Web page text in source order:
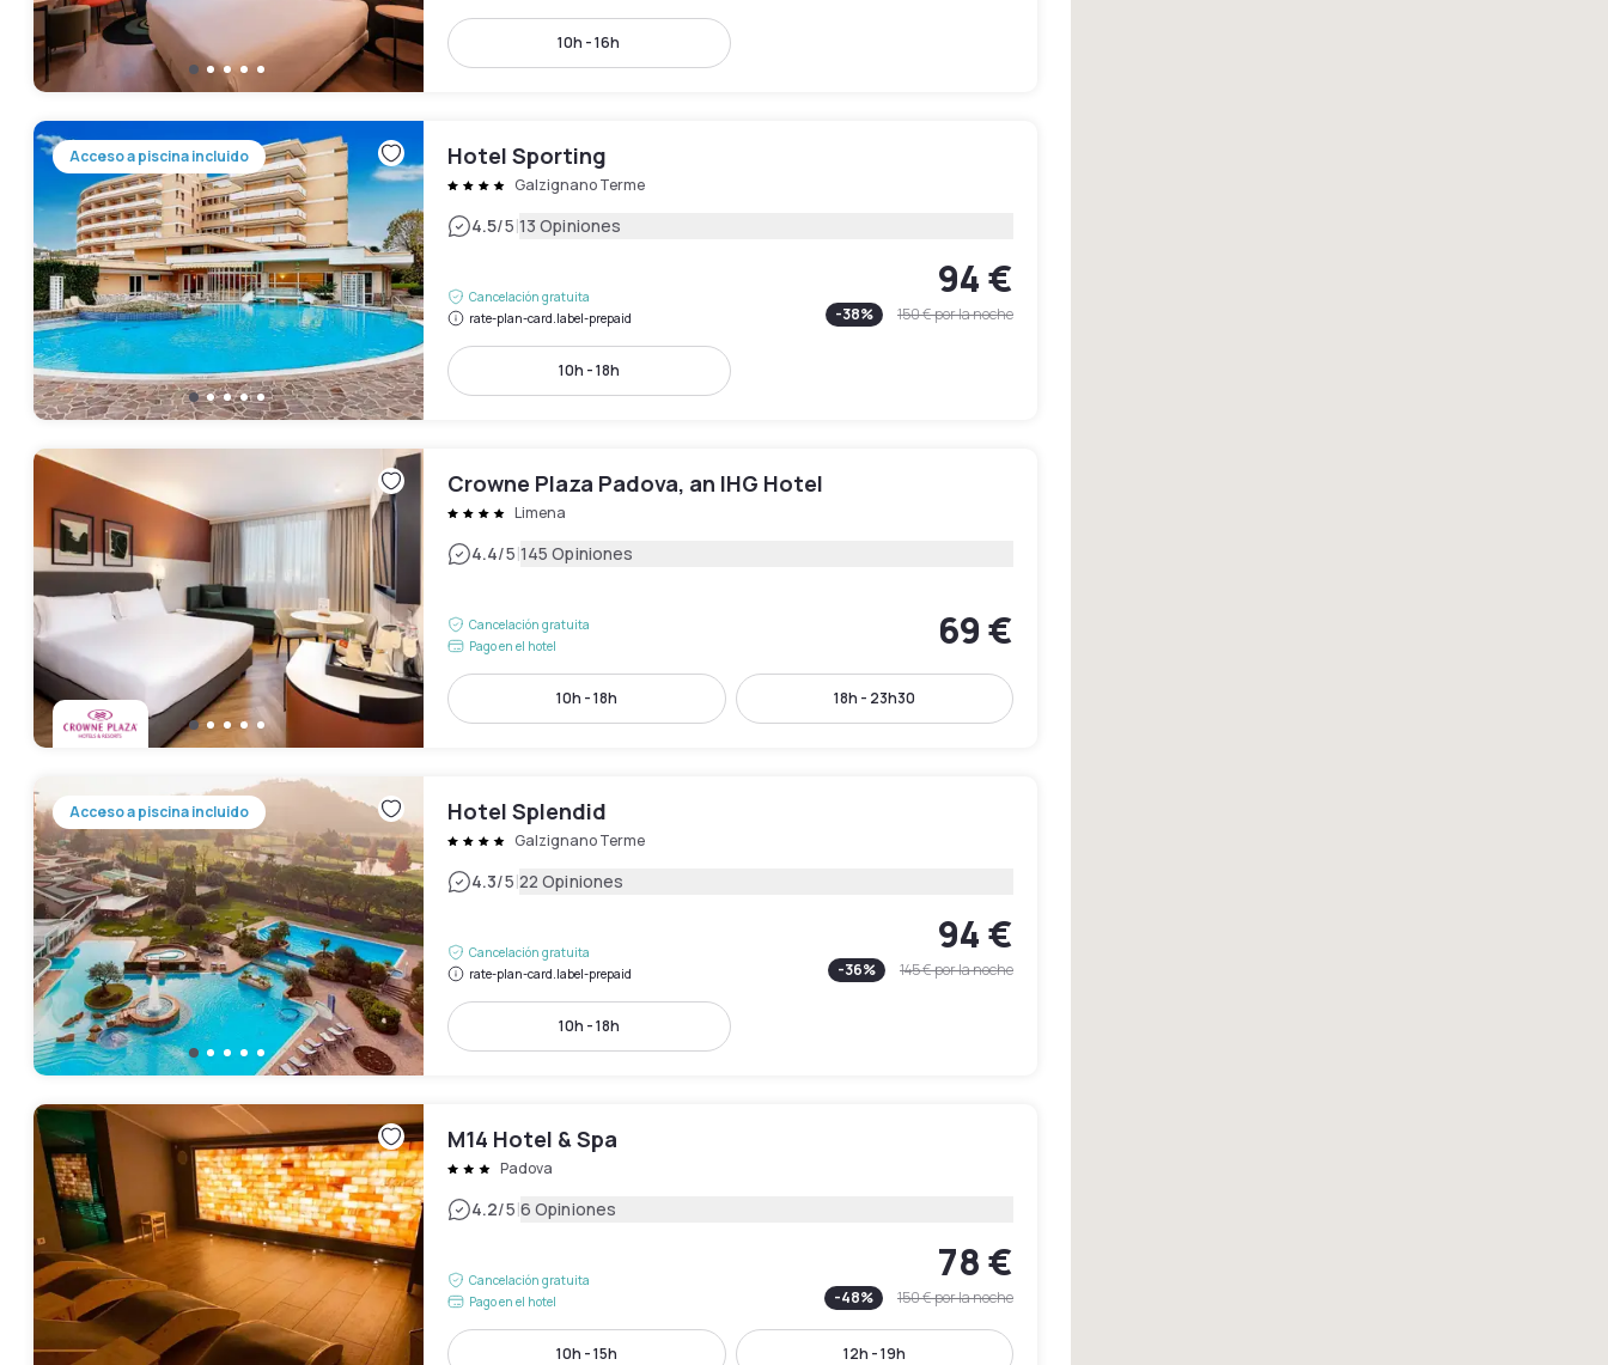
10h - 16h
Acceso a piscina incluido Hotel Sporting
Galzignano Terme
4.5/5|13 Opiniones
Cancelación gratuita
rate-plan-card.label-prepaid
94 €
-38% 150 €por la noche
10h - 18h
Crowne Plaza Padova, an IHG Hotel
Limena
4.4/5|145 Opiniones
Cancelación gratuita
Pago en el hotel
69 €
10h - 18h 18h - 23h30
Acceso a piscina incluido Hotel Splendid
Galzignano Terme
4.3/5|22 Opiniones
Cancelación gratuita
rate-plan-card.label-prepaid
94 €
-36% 145 €por la noche
10h - 18h
M14 Hotel & Spa
Padova
4.2/5|6 Opiniones
Cancelación gratuita
Pago en el hotel
78 €
-48% 150 €por la noche
10h - 15h 12h - 19h